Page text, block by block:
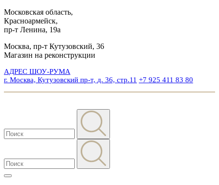
Московская область,
Красноармейск,
пр-т Ленина, 19а
Москва, пр-т Кутузовский, 36
Магазин на реконструкции
АДРЕС ШОУ-РУМА
г. Москва, Кутузовский пр-т, д. 36, стр.11 +7 925 411 83 80